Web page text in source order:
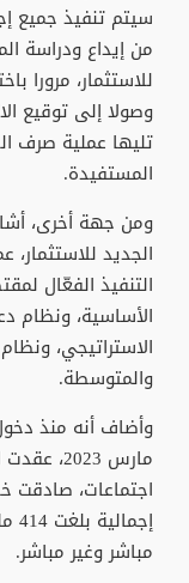
سيتم تنفيذ جميع
من إيداع ودراسة
للاستثمار، مرورا
وصولا إلى توقيع
تليها عملية صرف
المستفيدة.
ومن جهة أخرى،
الجديد
التنفيذ الفعّال
الأساسية، ونظام
الاستراتيجي،
والمتوسطة.
وأضاف أنه منذ
مارس
مباشر وغير مباشر.